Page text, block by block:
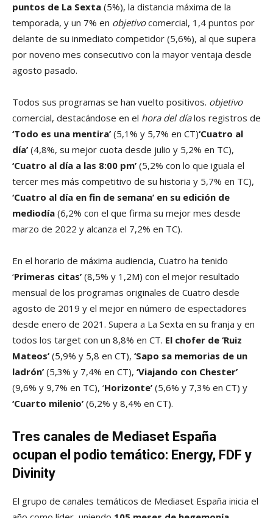
puntos de La Sexta (5%), la distancia máxima de la
temporada, y un 7% en objetivocomercial, 1,4 puntos por
delante de su inmediato competidor (5,6%), al que supera
por noveno mes consecutivo con la mayor ventaja desde
agosto pasado.
Todos sus programas se han vuelto positivos. objetivo
comercial, destacándose en el hora del díalos registros de
‘Todo es una mentira’ (5,1% y 5,7% en CT)‘Cuatro al
día’ (4,8%, su mejor cuota desde julio y 5,2% en TC),
‘Cuatro al día a las 8:00 pm’ (5,2% con lo que iguala el
tercer mes más competitivo de su historia y 5,7% en TC),
‘Cuatro al día en fin de semana’ en su edición de
mediodía (6,2% con el que firma su mejor mes desde
marzo de 2022 y alcanza el 7,2% en TC).
En el horario de máxima audiencia, Cuatro ha tenido
‘Primeras citas’ (8,5% y 1,2M) con el mejor resultado
mensual de los programas originales de Cuatro desde
agosto de 2019 y el mejor en número de espectadores
desde enero de 2021. Supera a La Sexta en su franja y en
todos los target con un 8,8% en CT. El chofer de ‘Ruiz
Mateos’ (5,9% y 5,8 en CT), ‘Sapo sa memorias de un
ladrón’ (5,3% y 7,4% en CT), ‘Viajando con Chester’
(9,6% y 9,7% en TC), ‘Horizonte’ (5,6% y 7,3% en CT) y
‘Cuarto milenio’ (6,2% y 8,4% en CT).
Tres canales de Mediaset España
ocupan el podio temático: Energy, FDF y
Divinity
El grupo de canales temáticos de Mediaset España inicia el